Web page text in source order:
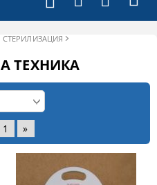
СТЕРИЛИЗАЦИЯ
ТЕХНИКА
1 »